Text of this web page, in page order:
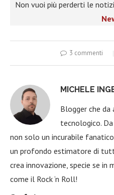
Non vuoi più perderti le
3 commenti
MICHELE
Blogger che
tecnologico.
non solo un incurabile
un profondo estimatore di
crea innovazione, specie se in
come il Rock ‘n Roll!